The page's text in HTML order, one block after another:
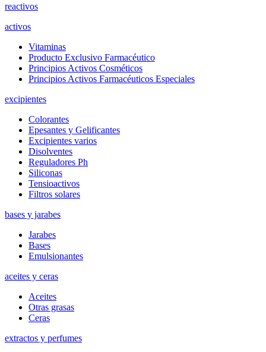
reactivos
activos
Vitaminas
Producto Exclusivo Farmacéutico
Principios Activos Cosméticos
Principios Activos Farmacéuticos Especiales
excipientes
Colorantes
Epesantes y Gelificantes
Excipientes varios
Disolventes
Reguladores Ph
Siliconas
Tensioactivos
Filtros solares
bases y jarabes
Jarabes
Bases
Emulsionantes
aceites y ceras
Aceites
Otras grasas
Ceras
extractos y perfumes